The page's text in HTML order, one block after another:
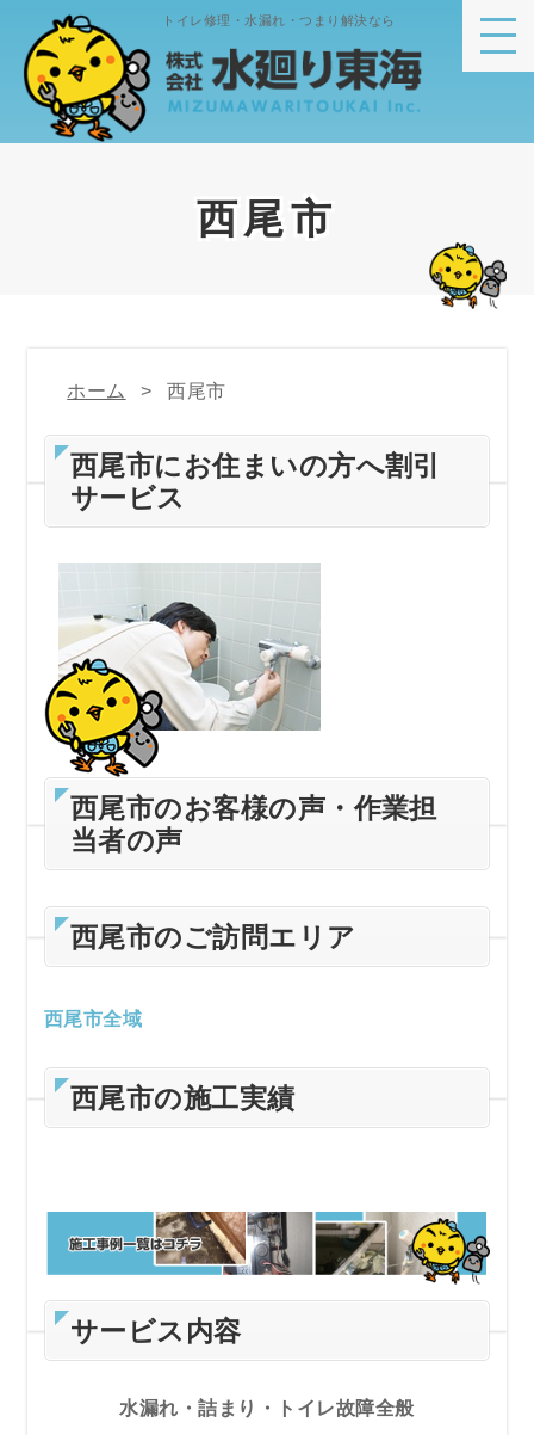
トイレ修理・水漏れ・つまり解決なら
西尾市
ホーム 西尾市
西尾市にお住まいの方へ割引
サービス
西尾市のお客様の声・作業担
当者の声
西尾市のご訪問エリア
西尾市全域
西尾市の施工実績
サービス内容
水漏れ・詰まり・トイレ故障全般